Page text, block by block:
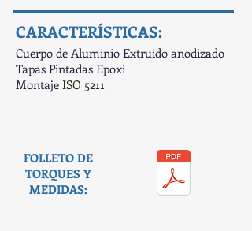
CARACTERÍSTICAS:
Cuerpo de Aluminio Extruido anodizado
Tapas Pintadas Epoxi
Montaje ISO 5211
FOLLETO DE
TORQUES Y
MEDIDAS: